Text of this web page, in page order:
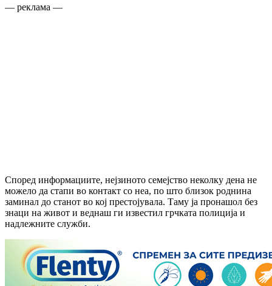
— реклама —
Според информациите, нејзиното семејство неколку дена не
можело да стапи во контакт со неа, по што близок роднина
заминал до станот во кој престојувала. Таму ја пронашол без
знаци на живот и веднаш ги известил грчката полиција и
надлежните служби.